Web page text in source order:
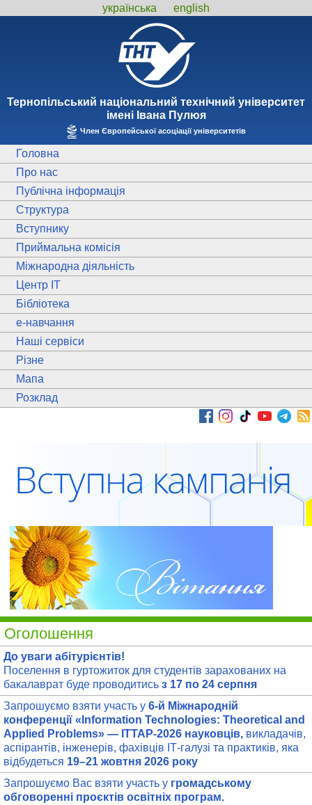
українська english
Тернопiльський національний технiчний унiверситет
iменi Iвана Пулюя
Член Європейської асоціації університетів
Головна
Про нас
Публічна інформація
Структура
Вступнику
Приймальна комісія
Міжнародна діяльність
Центр ІТ
Бібліотека
e-навчання
Наші сервіси
Різне
Мапа
Розклад
Оголошення
До уваги абітурієнтів!
Поселення в гуртожиток для студентів зарахованих на
бакалаврат буде проводитись з 17 по 24 серпня
Запрошуємо взяти участь у 6-й Міжнародній
конференції «Information Technologies: Theoretical and
Applied Problems» — ITTAP-2026 науковців, викладачів,
аспірантів, інженерів, фахівців ІТ-галузі та практиків, яка
відбудеться 19–21 жовтня 2026 року
Запрошуємо Вас взяти участь у громадському
обговоренні проєктів освітніх програм.